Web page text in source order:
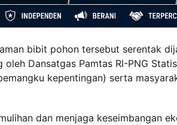
bibit pohon tersebut serentak
Dansatgas Pamtas RI-PNG
kepentingan) serta
dan menjaga keseimbangan